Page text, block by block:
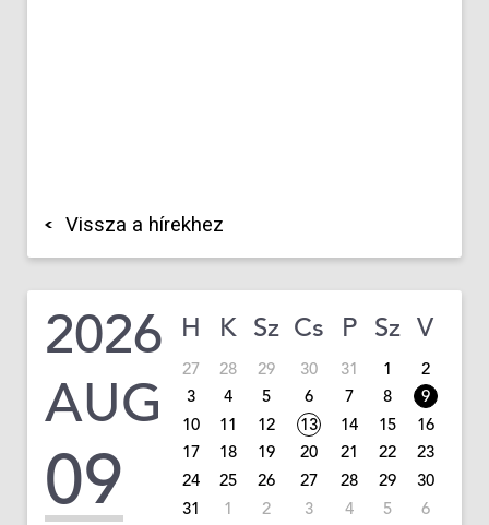
Vissza a hírekhez
2026
AUG
09
H K Sz Cs P Sz V
27 28 29 30 31 1
2
3
4 5 6 7 8
9
10
11 12 13 14 15
16
17
18 19 20 21 22
23
24
25 26 27 28 29
30
31
1 2 3 4 5 6